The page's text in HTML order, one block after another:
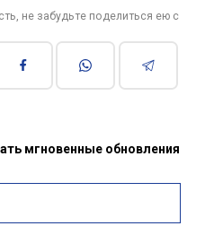
не забудьте поделиться ею с
мгновенные обновления